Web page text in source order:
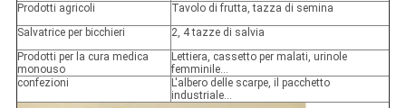
Prodotti agricoli
Tavolo di frutta, tazza di semina
Salvatrice per bicchieri
2, 4 tazze di salvia
Prodotti per la cura medica
monouso
Lettiera, cassetto per malati, urinole
femminile...
confezioni
L'albero delle scarpe, il pacchetto
industriale...